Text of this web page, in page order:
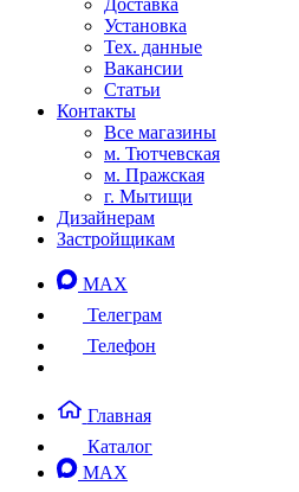
Доставка
Установка
Тех. данные
Вакансии
Статьи
Контакты
Все магазины
м. Тютчевская
м. Пражская
г. Мытищи
Дизайнерам
Застройщикам
MAX
Телеграм
Телефон
Главная
Каталог
MAX